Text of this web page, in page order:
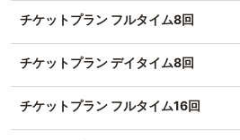
チケットプラン フルタイム8回
チケットプラン デイタイム8回
チケットプラン フルタイム16回